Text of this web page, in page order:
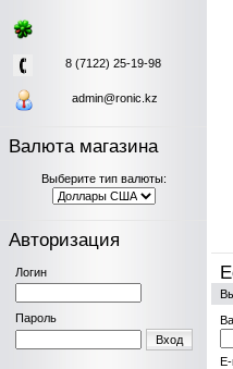
8 (7122) 25-19-98
admin@ronic.kz
Валюта магазина
Выберите тип валюты:
Авторизация
Логин
Пароль
Вход